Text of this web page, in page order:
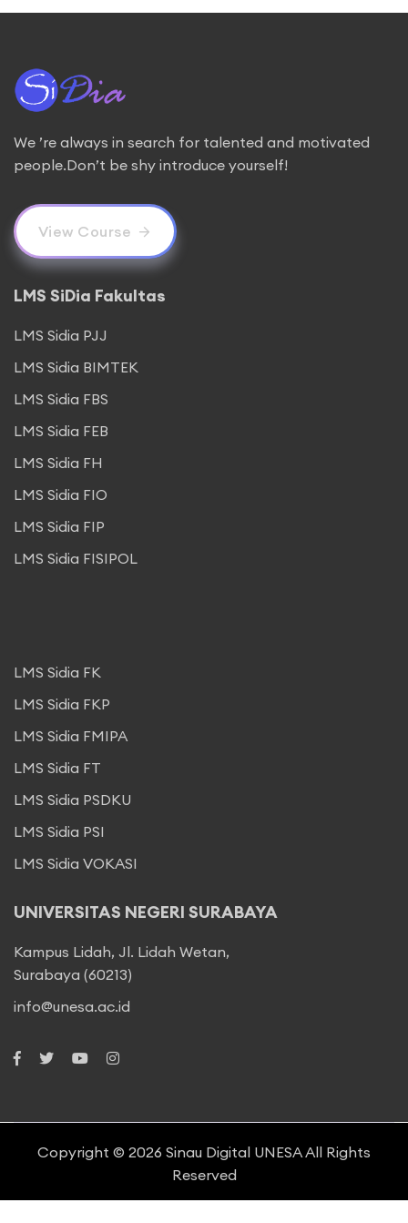
We ’re always in search for talented and motivated
people.Don’t be shy introduce yourself!
View Course
LMS SiDia Fakultas
LMS Sidia PJJ
LMS Sidia BIMTEK
LMS Sidia FBS
LMS Sidia FEB
LMS Sidia FH
LMS Sidia FIO
LMS Sidia FIP
LMS Sidia FISIPOL
LMS Sidia FK
LMS Sidia FKP
LMS Sidia FMIPA
LMS Sidia FT
LMS Sidia PSDKU
LMS Sidia PSI
LMS Sidia VOKASI
UNIVERSITAS NEGERI SURABAYA
Kampus Lidah, Jl. Lidah Wetan,
Surabaya (60213)
info@unesa.ac.id
Copyright © 2026 Sinau Digital UNESAAll Rights
Reserved